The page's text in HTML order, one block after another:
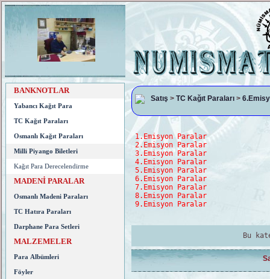
BANKNOTLAR
Yabancı Kağıt Para
TC Kağıt Paraları
Osmanlı Kağıt Paraları
Milli Piyango Biletleri
Kağıt Para Derecelendirme
MADENİ PARALAR
Osmanlı Madeni Paraları
TC Hatıra Paraları
Darphane Para Setleri
MALZEMELER
Para Albümleri
Föyler
Satış >TC Kağıt Paraları >
1.Emisyon Paralar
2.Emisyon Paralar
3.Emisyon Paralar
4.Emisyon Paralar
5.Emisyon Paralar
6.Emisyon Paralar
7.Emisyon Paralar
8.Emisyon Paralar
9.Emisyon Paralar
Bu